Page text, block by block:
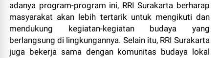
adanya program-program ini, RRI Surakarta berharap
masyarakat akan lebih tertarik untuk mengikuti dan
mendukung kegiatan-kegiatan budaya yang
berlangsung di lingkungannya. Selain itu, RRI Surakarta
juga bekerja sama dengan komunitas budaya lokal